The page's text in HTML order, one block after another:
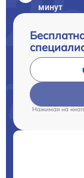
минут
Нажимая на